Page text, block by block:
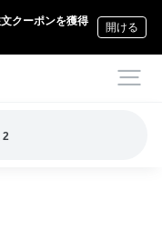
クーポンを獲得
開ける
2